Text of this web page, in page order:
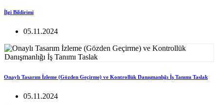
İlgi Bildirimi
05.11.2024
Onaylı Tasarım İzleme (Gözden Geçirme) ve Kontrollük Danışmanlığı İş Tanımı Taslak
05.11.2024